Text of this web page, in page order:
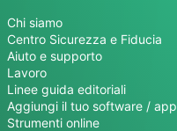
Chi siamo
Centro Sicurezza e Fiducia
Aiuto e supporto
Lavoro
Linee guida editoriali
Aggiungi il tuo software / app
Strumenti online